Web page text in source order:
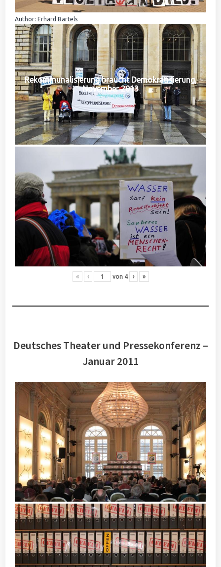
Author: Erhard Bartels
Rekommunalisierung braucht Demokratisierung,
November 2013
« ‹ von 4 › »
Deutsches Theater und Pressekonferenz –
Januar 2011